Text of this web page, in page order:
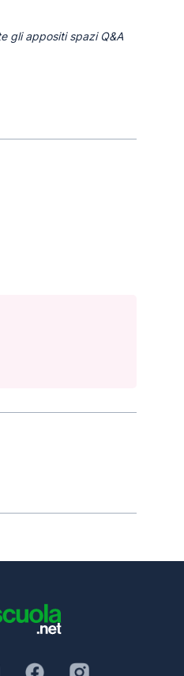
gli appositi spazi Q&A